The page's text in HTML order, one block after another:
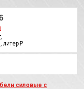
литер Р
силовые с